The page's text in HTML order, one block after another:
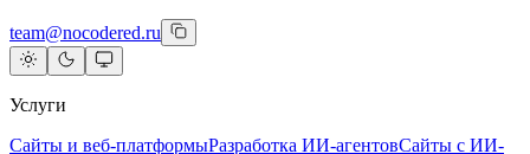
team@nocodered.ru
Услуги
Сайты и веб-платформыРазработка ИИ-агентовСайты с ИИ-